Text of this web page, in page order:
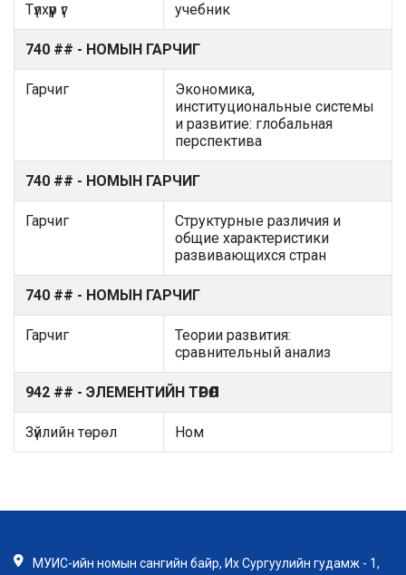
Түлхүүр үг учебник
740 ## - НОМЫН ГАРЧИГ
Гарчиг
Экономика,
институциональные системы
и развитие: глобальная
перспектива
740 ## - НОМЫН ГАРЧИГ
Гарчиг
Структурные различия и
общие характеристики
развивающихся стран
740 ## - НОМЫН ГАРЧИГ
Гарчиг
Теории развития:
сравнительный анализ
942 ## - ЭЛЕМЕНТИЙН ТӨРӨЛ
Зүйлийн төрөл Ном
МУИС-ийн номын сангийн байр, Их Сургуулийн гудамж - 1,